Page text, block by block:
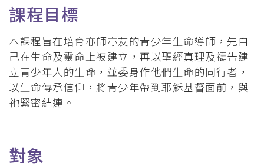
課程目標
本課程旨在培育亦師亦友的青少年生命導師，先自
己在生命及靈命上被建立，再以聖經真理及禱告建
立青少年人的生命，並委身作他們生命的同行者，
以生命傳承信仰，將青少年帶到耶穌基督面前，與
祂緊密結連。
對象